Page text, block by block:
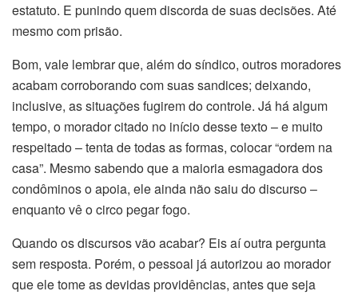
estatuto. E punindo quem discorda de suas decisões. Até
mesmo com prisão.
Bom, vale lembrar que, além do síndico, outros moradores
acabam corroborando com suas sandices; deixando,
inclusive, as situações fugirem do controle. Já há algum
tempo, o morador citado no início desse texto – e muito
respeitado – tenta de todas as formas, colocar “ordem na
casa”. Mesmo sabendo que a maioria esmagadora dos
condôminos o apoia, ele ainda não saiu do discurso –
enquanto vê o circo pegar fogo.
Quando os discursos vão acabar? Eis aí outra pergunta
sem resposta. Porém, o pessoal já autorizou ao morador
que ele tome as devidas providências, antes que seja